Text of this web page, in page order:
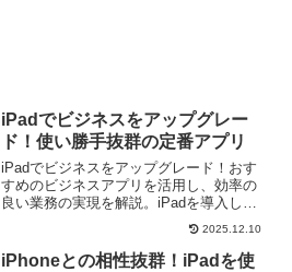
iPadでビジネスをアップグレー
ド！使い勝手抜群の定番アプリ
iPadでビジネスをアップグレード！おす
すめのビジネスアプリを活用し、効率の
良い業務の実現を解説。iPadを導入し、
ビジネスのパフォーマンスを飛躍的に向
上させたい方に読んでいただきたい内容
です。
2025.12.10
iPhoneとの相性抜群！iPadを使